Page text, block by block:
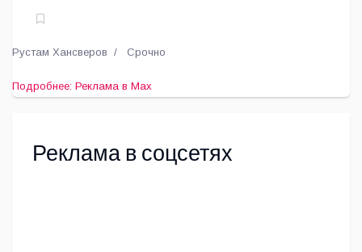
Рустам Хансверов Срочно
Подробнее: Реклама в Max
Реклама в соцсетях